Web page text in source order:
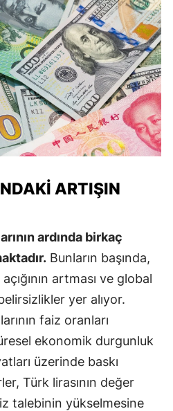
ARTIŞIN
ardında birkaç
Bunların başında,
artması ve global
yer alıyor.
faiz oranları
ekonomik durgunluk
üzerinde baskı
Türk lirasının değer
talebinin yükselmesine